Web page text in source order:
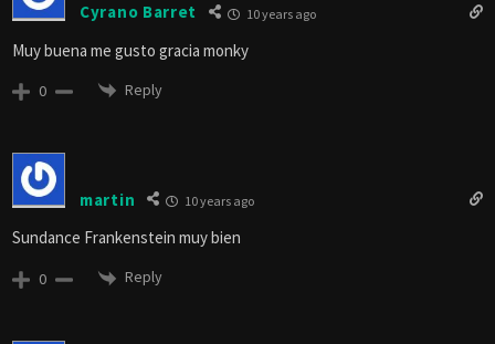
Cyrano Barret 10 years ago
Muy buena me gusto gracia monky
0 Reply
martin 10 years ago
Sundance Frankenstein muy bien
0 Reply